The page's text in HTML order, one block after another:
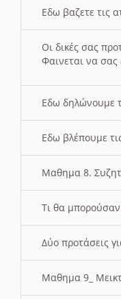
Εδω βαζετε τις
Οι δικές σας
Φαινεται να σας
Εδω δηλώνουμε
Εδω βλέπουμε
Μαθημα 8.
Τι θα
Δύο προτάσεις
Μαθημα 9_